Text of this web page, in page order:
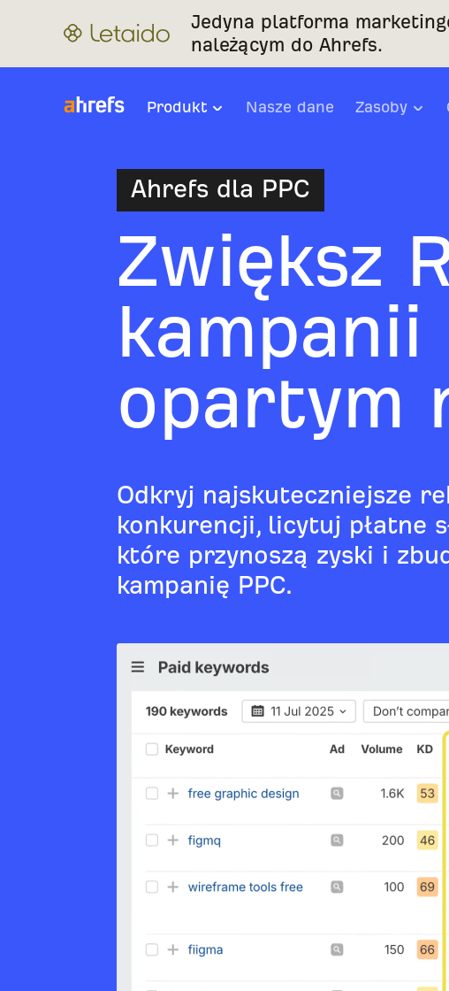
Jedyna platforma
należącym do Ahrefs.
Produkt Nasze dane Zasoby
Ahrefs dla PPC
Zwiększ
kampanii
opartym
Odkryj najskuteczniejsze
konkurencji, licytuj płatne
które przynoszą zyski i
kampanię PPC.